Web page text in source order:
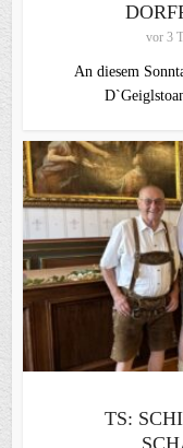
vor 3
An diesem
TS: